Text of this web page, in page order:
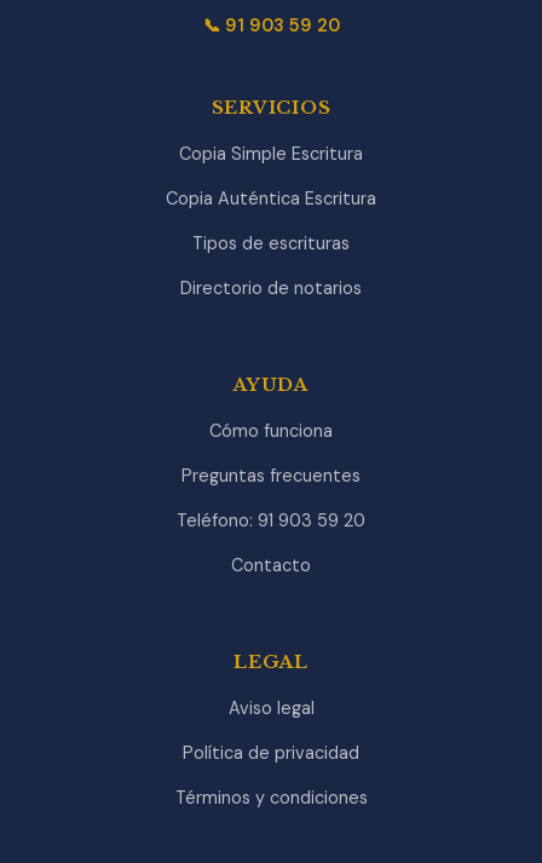
📞 91 903 59 20
SERVICIOS
Copia Simple Escritura
Copia Auténtica Escritura
Tipos de escrituras
Directorio de notarios
AYUDA
Cómo funciona
Preguntas frecuentes
Teléfono: 91 903 59 20
Contacto
LEGAL
Aviso legal
Política de privacidad
Términos y condiciones